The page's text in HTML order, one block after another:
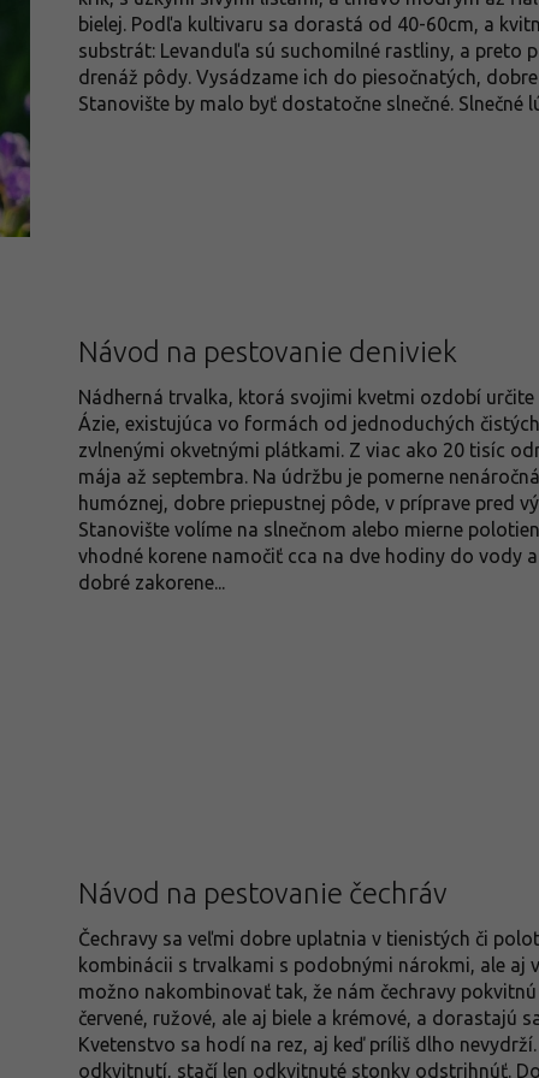
bielej. Podľa kultivaru sa dorastá od 40-60cm, a
substrát: Levanduľa sú suchomilné rastliny, a preto
drenáž pôdy. Vysádzame ich do piesočnatých,
Stanovište by malo byť dostatočne slnečné.
Návod na pestovanie deniviek
Nádherná trvalka, ktorá svojimi kvetmi ozdobí
Ázie, existujúca vo formách od jednoduchých
zvlnenými okvetnými plátkami. Z viac ako 20 tisíc
mája až septembra. Na údržbu je pomerne
humóznej, dobre priepustnej pôde, v príprave pred
Stanovište volíme na slnečnom alebo mierne
vhodné korene namočiť cca na dve hodiny do vody
dobré zakorene...
Návod na pestovanie čechráv
Čechravy sa veľmi dobre uplatnia v tienistých či
kombinácii s trvalkami s podobnými nárokmi, ale aj
možno nakombinovať tak, že nám čechravy
červené, ružové, ale aj biele a krémové, a dorastajú
Kvetenstvo sa hodí na rez, aj keď príliš dlho
odkvitnutí, stačí len odkvitnuté stonky odstrihnúť.